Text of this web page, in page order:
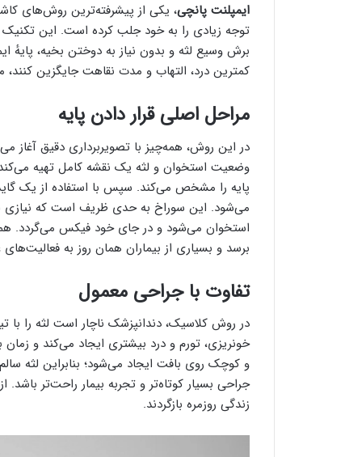
ایمپلنت پانچی، یکی از پیشرفته‌ترین روش‌های
توجه زیادی را به خود جلب کرده است. این تکنیک
برش وسیع لثه و بدون نیاز به دوختن بخیه، پایهٔ
کمترین درد، التهاب و مدت نقاهت جایگزین کنند،
مراحل اصلی قرار دادن پایه
پایه را مشخص می‌کند. سپس با استفاده از یک
می‌شود. این سوراخ به حدی ظریف است که نیازی
استخوان می‌شود و در جای خود فیکس می‌گردد.
برسد و بسیاری از بیماران همان روز به فعالیت‌های
تفاوت با جراحی معمول
در روش کلاسیک، دندانپزشک ناچار است لثه را با
خونریزی، تورم و درد بیشتری ایجاد می‌کند و زمان
و کوچک روی بافت ایجاد می‌شود؛ بنابراین لثه
جراحی بسیار کوتاه‌تر و تجربه بیمار راحت‌تر
زندگی روزمره بازگردند.